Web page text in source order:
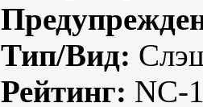
Тип/Вид:
Рейтинг: NC-